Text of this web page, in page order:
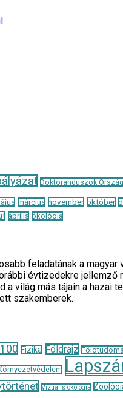
Doktoranduszok
március november október
április ökológia
feladatának a
évtizedekre
a világ más tájain a
szakemberek.
Fizika Földrajz
Vizuális ökológia